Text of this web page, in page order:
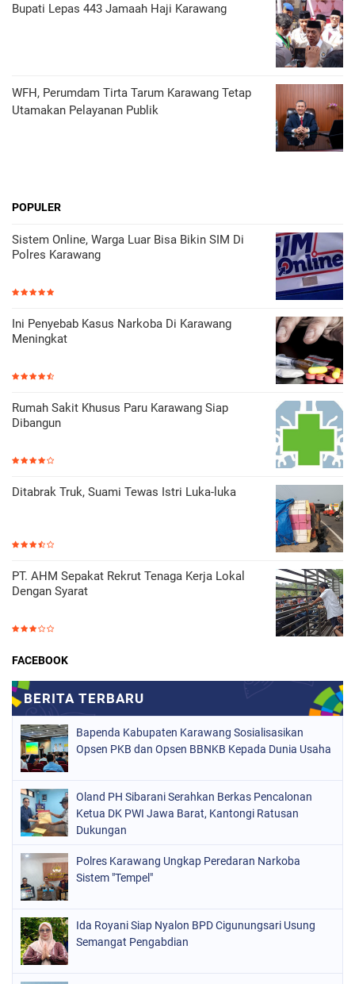
Bupati Lepas 443 Jamaah Haji Karawang
WFH, Perumdam Tirta Tarum Karawang Tetap
Utamakan Pelayanan Publik
POPULER
Sistem Online, Warga Luar Bisa Bikin SIM Di
Polres Karawang
Ini Penyebab Kasus Narkoba Di Karawang
Meningkat
Rumah Sakit Khusus Paru Karawang Siap
Dibangun
Ditabrak Truk, Suami Tewas Istri Luka-luka
PT. AHM Sepakat Rekrut Tenaga Kerja Lokal
Dengan Syarat
FACEBOOK
Bapenda Kabupaten Karawang Sosialisasikan
Opsen PKB dan Opsen BBNKB Kepada Dunia Usaha
Oland PH Sibarani Serahkan Berkas Pencalonan
Ketua DK PWI Jawa Barat, Kantongi Ratusan
Dukungan
Polres Karawang Ungkap Peredaran Narkoba
Sistem "Tempel"
Ida Royani Siap Nyalon BPD Cigunungsari Usung
Semangat Pengabdian